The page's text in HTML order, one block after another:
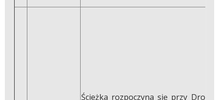
Ścieżka rozpoczyna się przy